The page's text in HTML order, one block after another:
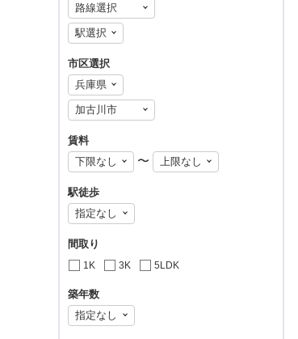
市区選択
賃料
〜
駅徒歩
間取り
1K 3K 5LDK
築年数